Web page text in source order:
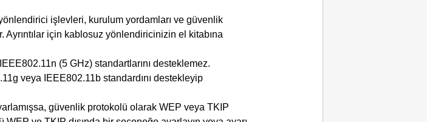
işlevleri, kurulum yordamları ve güvenlik
Ayrıntılar için kablosuz yönlendiricinizin el kitabına
IEEE802.11n (5 GHz) standartlarını desteklemez.
veya IEEE802.11bstandardını destekleyip
güvenlik protokolü olarak WEP veya TKIP